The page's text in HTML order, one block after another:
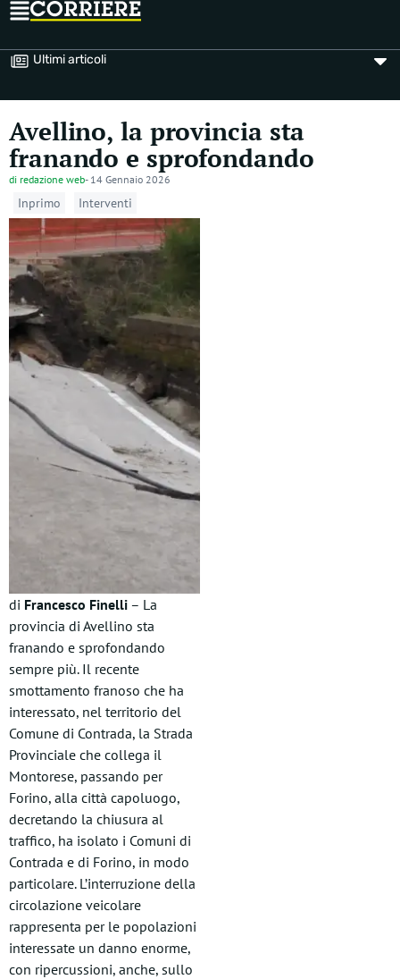
Ultimi articoli
Avellino, la provincia sta
franando e sprofondando
di redazione web- 14 Gennaio 2026
Inprimo Interventi
di Francesco Finelli – La
provincia di Avellino sta
franando e sprofondando
sempre più. Il recente
smottamento franoso che ha
interessato, nel territorio del
Comune di Contrada, la Strada
Provinciale che collega il
Montorese, passando per
Forino, alla città capoluogo,
decretando la chiusura al
traffico, ha isolato i Comuni di
Contrada e di Forino, in modo
particolare. L’interruzione della
circolazione veicolare
rappresenta per le popolazioni
interessate un danno enorme,
con ripercussioni, anche, sullo